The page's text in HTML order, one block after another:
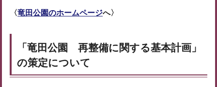
〈竜田公園のホームページへ〉
「竜田公園 再整備に関する基本計画」
の策定について